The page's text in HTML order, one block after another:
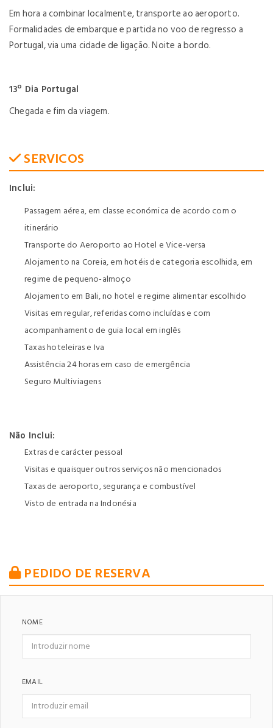
Em hora a combinar localmente, transporte ao aeroporto.
Formalidades de embarque e partida no voo de regresso a
Portugal, via uma cidade de ligação. Noite a bordo.
13º Dia Portugal
Chegada e fim da viagem.
SERVICOS
Inclui:
Passagem aérea, em classe económica de acordo com o
itinerário
Transporte do Aeroporto ao Hotel e Vice-versa
Alojamento na Coreia, em hotéis de categoria escolhida, em
regime de pequeno-almoço
Alojamento em Bali, no hotel e regime alimentar escolhido
Visitas em regular, referidas como incluídas e com
acompanhamento de guia local em inglês
Taxas hoteleiras e Iva
Assistência 24 horas em caso de emergência
Seguro Multiviagens
Não Inclui:
Extras de carácter pessoal
Visitas e quaisquer outros serviços não mencionados
Taxas de aeroporto, segurança e combustível
Visto de entrada na Indonésia
PEDIDO DE RESERVA
NOME
EMAIL